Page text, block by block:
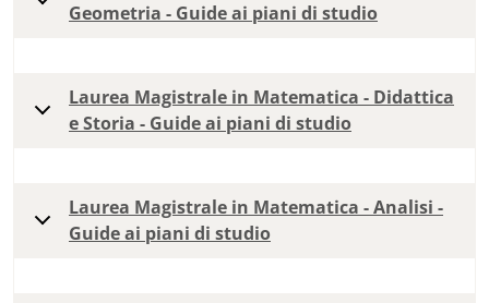
Geometria - Guide ai piani di studio
Laurea Magistrale in Matematica - Didattica
e Storia - Guide ai piani di studio
Laurea Magistrale in Matematica - Analisi -
Guide ai piani di studio